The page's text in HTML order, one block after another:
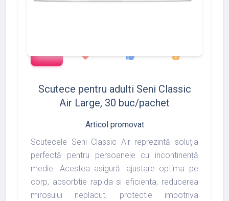
favorite thumb_up shopping_basket
Scutece pentru adulti Seni Classic
Air Large, 30 buc/pachet
Articol promovat
Scutecele Seni Classic Air reprezintă soluția
perfectă pentru persoanele cu incontinență
medie. Acestea asigură: ajustare optima pe
corp, absorbtie rapida si eficienta, reducerea
mirosului neplacut, protectie impotriva